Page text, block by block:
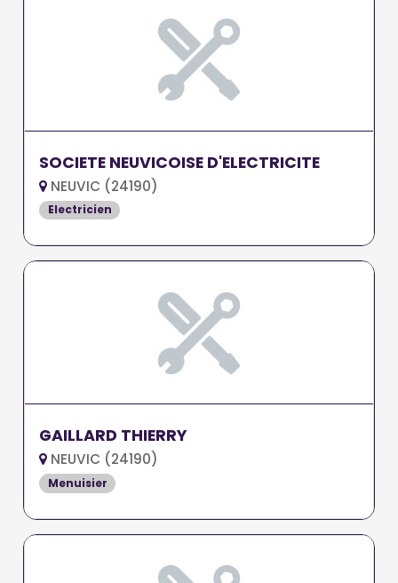
SOCIETE NEUVICOISE D'ELECTRICITE
NEUVIC (24190)
Electricien
GAILLARD THIERRY
NEUVIC (24190)
Menuisier